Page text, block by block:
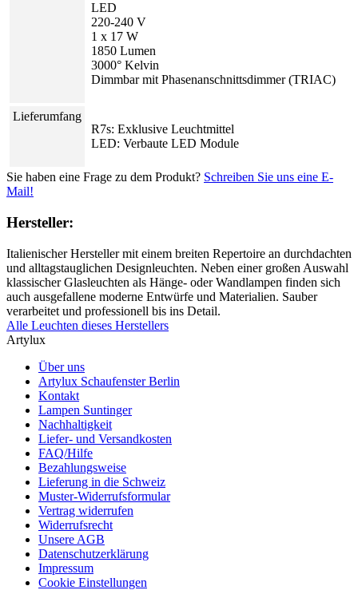
LED
220-240 V
1 x 17 W
1850 Lumen
3000° Kelvin
Dimmbar mit Phasenanschnittsdimmer (TRIAC)
Lieferumfang
R7s: Exklusive Leuchtmittel
LED: Verbaute LED Module
Sie haben eine Frage zu dem Produkt? Schreiben Sie uns eine E-
Mail!
Hersteller:
Italienischer Hersteller mit einem breiten Repertoire an durchdachten
und alltagstauglichen Designleuchten. Neben einer großen Auswahl
klassischer Glasleuchten als Hänge- oder Wandlampen finden sich
auch ausgefallene moderne Entwürfe und Materialien. Sauber
verarbeitet und professionell bis ins Detail.
Alle Leuchten dieses Herstellers
Artylux
Über uns
Artylux Schaufenster Berlin
Kontakt
Lampen Suntinger
Nachhaltigkeit
Liefer- und Versandkosten
FAQ/Hilfe
Bezahlungsweise
Lieferung in die Schweiz
Muster-Widerrufsformular
Vertrag widerrufen
Widerrufsrecht
Unsere AGB
Datenschutzerklärung
Impressum
Cookie Einstellungen